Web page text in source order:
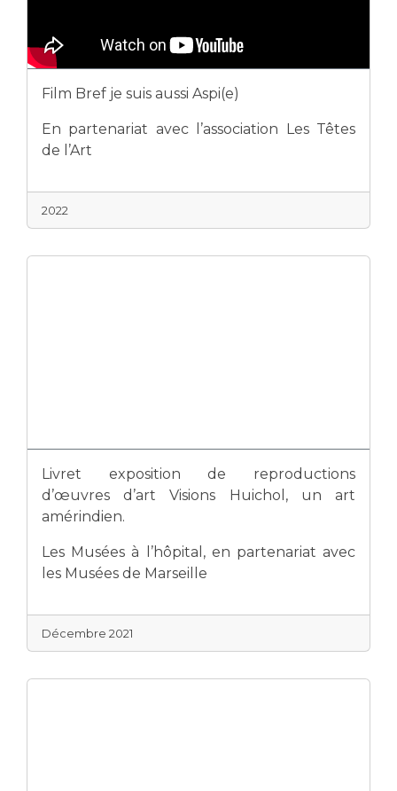
Film Bref je suis aussi Aspi(e)
En partenariat avec l’association Les Têtes
de l’Art
2022
Livret exposition de reproductions
d’œuvres d’art Visions Huichol, un art
amérindien.
Les Musées à l’hôpital, en partenariat avec
les Musées de Marseille
Décembre 2021